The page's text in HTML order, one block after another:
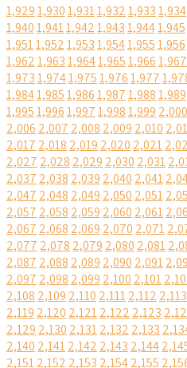
1,9291,9301,9311,9321,9331,934
1,9401,9411,9421,9431,9441,945
1,9511,9521,9531,9541,9551,956
1,9621,9631,9641,9651,9661,967
1,9731,9741,9751,9761,977
1,9841,9851,9861,9871,9881,989
1,9951,9961,9971,9981,999 2,000
2,006 2,007 2,008 2,009 2,010
2,017 2,018 2,019 2,020 2,021
2,027 2,028 2,029 2,030 2,031
2,037 2,038 2,039 2,040 2,041
2,047 2,048 2,049 2,050 2,051
2,057 2,058 2,059 2,060 2,061
2,067 2,068 2,069 2,070 2,071
2,077 2,078 2,079 2,080 2,081
2,087 2,088 2,089 2,090 2,091
2,097 2,098 2,099 2,100 2,101
2,108 2,109 2,110 2,1112,112 2,113
2,119 2,120 2,1212,122 2,123
2,129 2,130 2,1312,132 2,133
2,140 2,1412,142 2,143 2,144
2,1512,152 2,153 2,1542,155